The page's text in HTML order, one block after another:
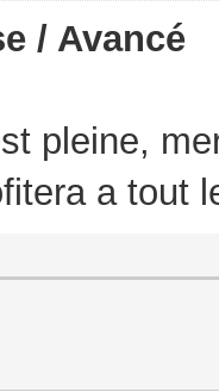
/ Avancé
pleine,
a tout